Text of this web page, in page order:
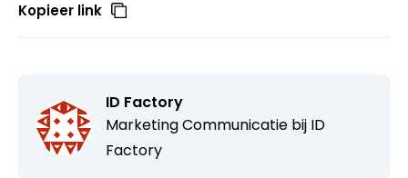
Kopieer link
ID Factory
Marketing Communicatie bij ID
Factory